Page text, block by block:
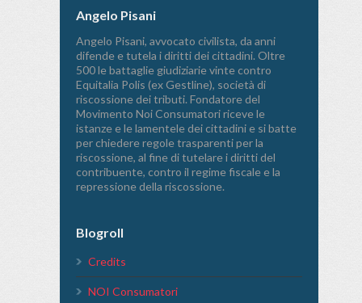
Angelo Pisani
Angelo Pisani, avvocato civilista, da anni
difende e tutela i diritti dei cittadini. Oltre
500 le battaglie giudiziarie vinte contro
Equitalia Polis (ex Gestline), società di
riscossione dei tributi. Fondatore del
Movimento Noi Consumatori riceve le
istanze e le lamentele dei cittadini e si batte
per chiedere regole trasparenti per la
riscossione, al fine di tutelare i diritti del
contribuente, contro il regime fiscale e la
repressione della riscossione.
Blogroll
Credits
NOI Consumatori